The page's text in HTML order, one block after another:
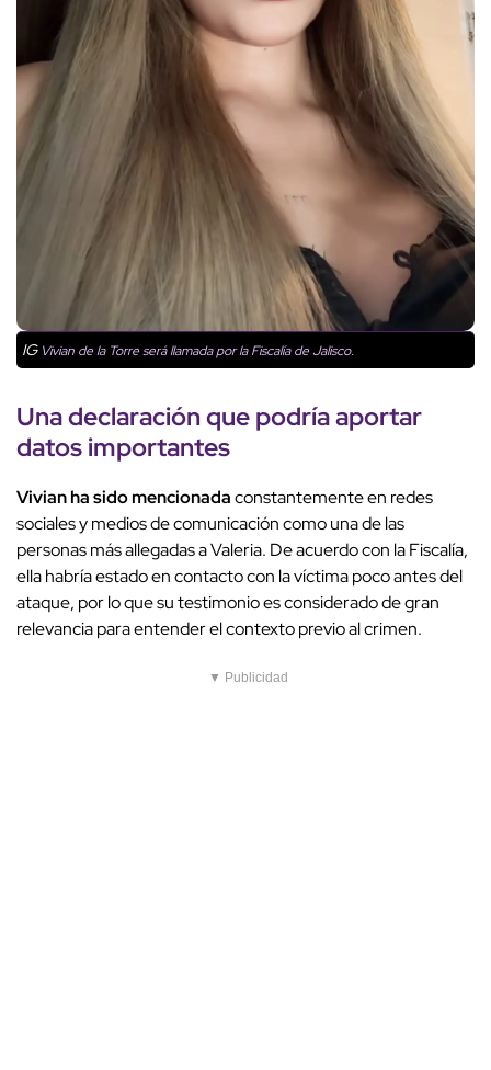
IGVivian de la Torre será llamada por la Fiscalía de Jalisco.
Una declaración que podría aportar
datos importantes
Vivian ha sido mencionadaconstantemente en redes
sociales y medios de comunicación como una de las
personas más allegadas a Valeria. De acuerdo con la Fiscalía,
ella habría estado en contacto con la víctima poco antes del
ataque, por lo que su testimonio es considerado de gran
relevancia para entender el contexto previo al crimen.
▼ Publicidad